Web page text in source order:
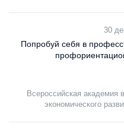
30
Попробуй себя в
Всероссийская академия
экономического